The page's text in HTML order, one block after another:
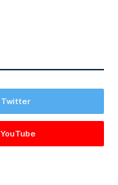
Twitter
YouTube